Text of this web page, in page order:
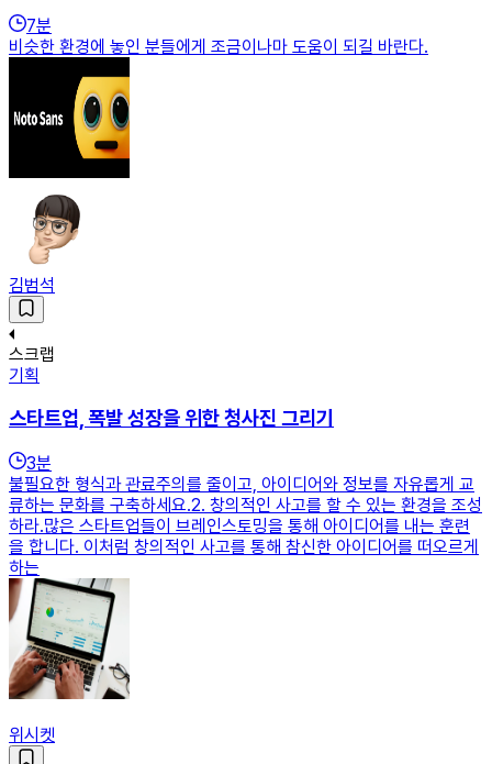
7분
비슷한 환경에 놓인 분들에게 조금이나마 도움이 되길 바란다.
김범석
스크랩
기획
스타트업, 폭발 성장을 위한 청사진 그리기
3분
불필요한 형식과 관료주의를 줄이고, 아이디어와 정보를 자유롭게 교
류하는 문화를 구축하세요.2. 창의적인 사고를 할 수 있는 환경을 조성
하라.많은 스타트업들이 브레인스토밍을 통해 아이디어를 내는 훈련
을 합니다. 이처럼 창의적인 사고를 통해 참신한 아이디어를 떠오르게
하는
위시켓